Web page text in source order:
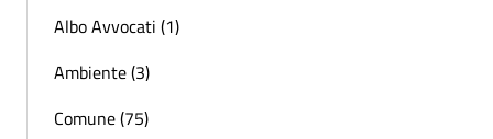
Albo Avvocati (1)
Ambiente (3)
Comune (75)